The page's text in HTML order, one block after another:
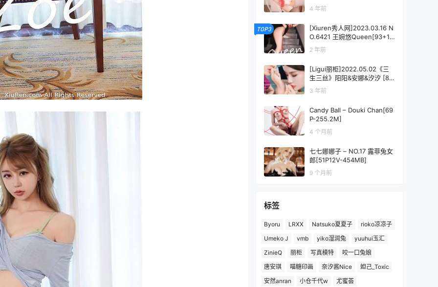
4 年前
TOP3
[Xiuren秀人网]2023.03.16 N
O.6421 王婉悠Queen[93+1P
／858MB]
2 年前
[Ligui丽柜]2022.05.02《三
生三丝》阳阳&安娜&汐汐 [80
+1P/107MB]
3 年前
Candy Ball – Douki Chan[69
P-255.2M]
4 个月前
七七娜娜子 – NO.17 露菲兔女
郎[51P12V-454MB]
9 个月前
标签
Byoru LRXX Natsuko夏夏子
rioko凉凉子
Umeko J
vmb yiko湿润兔
yuuhui玉汇
ZinieQ
丽柜 写真模特
咬一口兔娘
唐安琪
喵糖印画 奈汐酱Nice
妲己_Toxic
安然anran
小仓千代w
尤蜜荟